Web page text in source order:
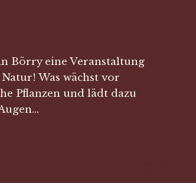
Börry eine Veranstaltung
Was wächst vor
Pflanzen und lädt dazu